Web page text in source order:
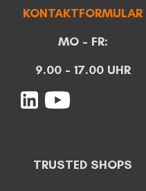
KONTAKTFORMULAR
MO - FR:
9.00 - 17.00 UHR
TRUSTED SHOPS